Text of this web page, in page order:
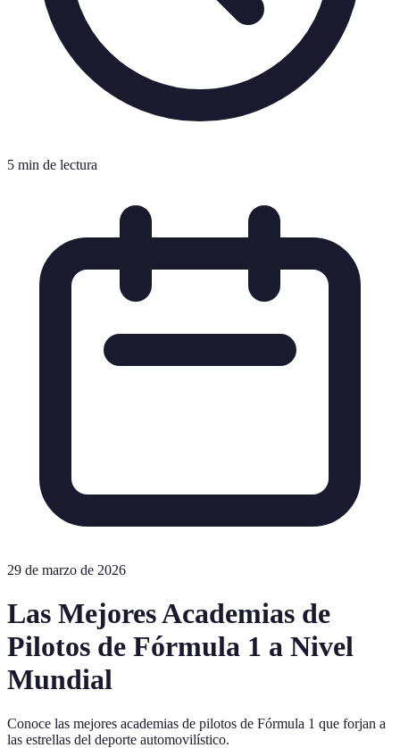
5 min de lectura
29 de marzo de 2026
Las Mejores Academias de
Pilotos de Fórmula 1 a Nivel
Mundial
Conoce las mejores academias de pilotos de Fórmula 1 que forjan a
las estrellas del deporte automovilístico.